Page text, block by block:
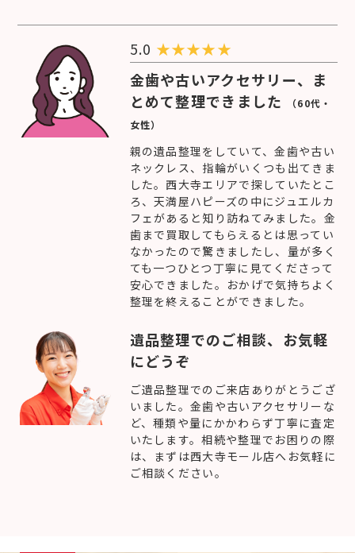
5.0 ★★★★★
金歯や古いアクセサリー、ま
とめて整理できました
（60代・
女性）
親の遺品整理をしていて、金歯や古い
ネックレス、指輪がいくつも出てきま
した。西大寺エリアで探していたとこ
ろ、天満屋ハピーズの中にジュエルカ
フェがあると知り訪ねてみました。金
歯まで買取してもらえるとは思ってい
なかったので驚きましたし、量が多く
ても一つひとつ丁寧に見てくださって
安心できました。おかげで気持ちよく
整理を終えることができました。
遺品整理でのご相談、お気軽
にどうぞ
ご遺品整理でのご来店ありがとうござ
いました。金歯や古いアクセサリーな
ど、種類や量にかかわらず丁寧に査定
いたします。相続や整理でお困りの際
は、まずは西大寺モール店へお気軽に
ご相談ください。